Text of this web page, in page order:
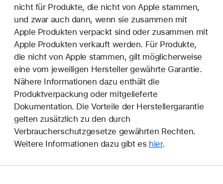
nicht für Produkte, die nicht von Apple stammen,
und zwar auch dann, wenn sie zusammen mit
Apple Produkten verpackt sind oder zusammen mit
Apple Produkten verkauft werden. Für Produkte,
die nicht von Apple stammen, gilt möglicherweise
eine vom jeweiligen Hersteller gewährte Garantie.
Nähere Informationen dazu enthält die
Produktverpackung oder mitgelieferte
Dokumentation. Die Vorteile der Herstellergarantie
gelten zusätzlich zu den durch
Verbraucherschutzgesetze gewährten Rechten.
Weitere Informationen dazu gibt es hier.